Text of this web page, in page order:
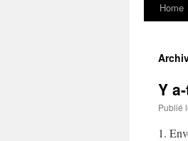
Aller
contenu
Home
Y
Publié
1.